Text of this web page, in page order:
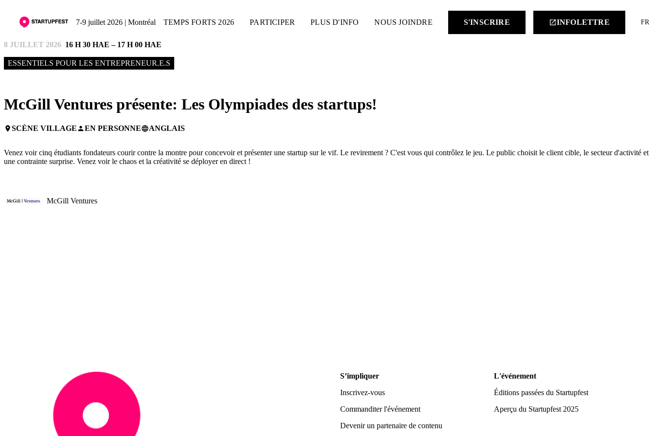
7-9 juillet 2026 | Montréal TEMPS FORTS 2026 PARTICIPER PLUS D'INFO NOUS JOINDRE S'INSCRIRE launchINFOLETTRE FR
8 JUILLET 2026 16 H 30 HAE – 17 H 00 HAE
ESSENTIELS POUR LES ENTREPRENEUR.E.S
McGill Ventures présente: Les Olympiades des startups!
placeSCÈNE VILLAGEpersonEN PERSONNElanguageANGLAIS
Venez voir cinq étudiants fondateurs courir contre la montre pour concevoir et présenter une startup sur le vif. Le revirement ? C'est vous qui contrôlez le jeu. Le public choisit le client cible, le secteur d'activité et
une contrainte surprise. Venez voir le chaos et la créativité se déployer en direct !
McGill Ventures
S’impliquer
Inscrivez-vous
Commanditer l'événement
Devenir un partenaire de contenu
L'événement
Éditions passées du Startupfest
Aperçu du Startupfest 2025